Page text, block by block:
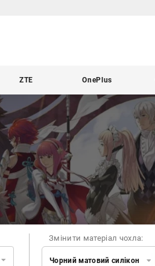
ZTE OnePlus
Змінити матеріал чохла:
Чорний матовий силікон